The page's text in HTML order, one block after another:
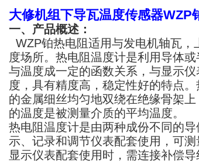
大修机组下导瓦温度传感器WZP
一、产品概述：
WZP铂热电阻适用与发电机轴瓦
度场所。热电阻温度计是利用导体
与温度成一定的函数关系，与显示
度，具有精度高，稳定性好的特点
的金属细丝均匀地双绕在绝缘骨架
的温度是被测量介质的平均温度。
热电阻温度计是由两种成份不同的
示、记录和调节仪表配套使用，可
显示仪表配套使用时，需连接补偿